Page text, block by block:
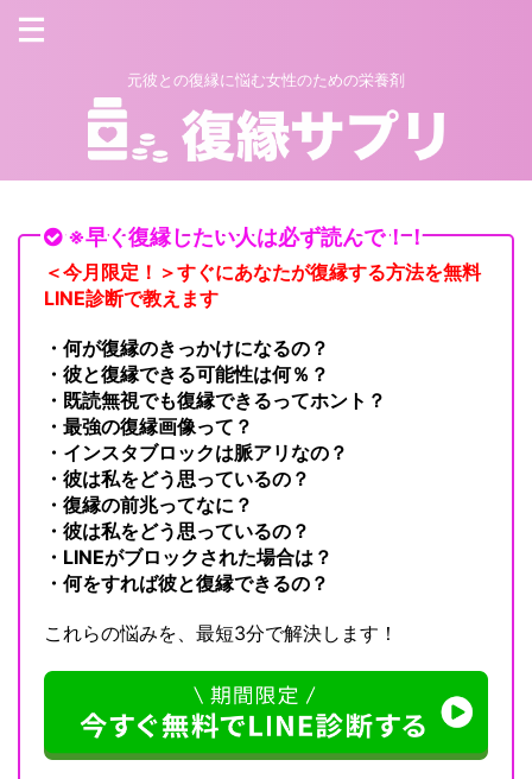
元彼との復縁に悩む女性のための栄養剤
※早く復縁したい人は必ず読んで！！
＜今月限定！＞すぐにあなたが復縁する方法を無料
LINE診断で教えます
・何が復縁のきっかけになるの？
・彼と復縁できる可能性は何％？
・既読無視でも復縁できるってホント？
・最強の復縁画像って？
・インスタブロックは脈アリなの？
・彼は私をどう思っているの？
・復縁の前兆ってなに？
・彼は私をどう思っているの？
・LINEがブロックされた場合は？
・何をすれば彼と復縁できるの？
これらの悩みを、最短3分で解決します！